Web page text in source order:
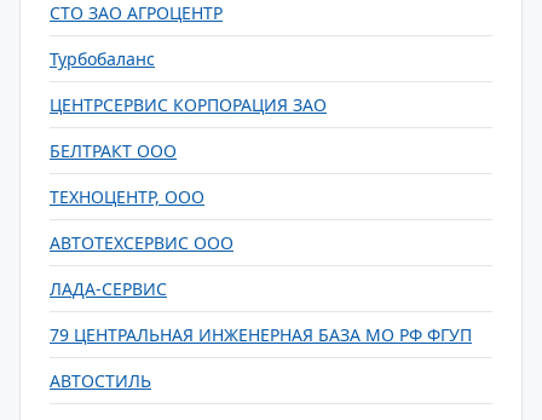
СТО ЗАО АГРОЦЕНТР
Турбобаланс
ЦЕНТРСЕРВИС КОРПОРАЦИЯ ЗАО
БЕЛТРАКТ ООО
ТЕХНОЦЕНТР, ООО
АВТОТЕХСЕРВИС ООО
ЛАДА-СЕРВИС
79 ЦЕНТРАЛЬНАЯ ИНЖЕНЕРНАЯ БАЗА МО РФ ФГУП
АВТОСТИЛЬ